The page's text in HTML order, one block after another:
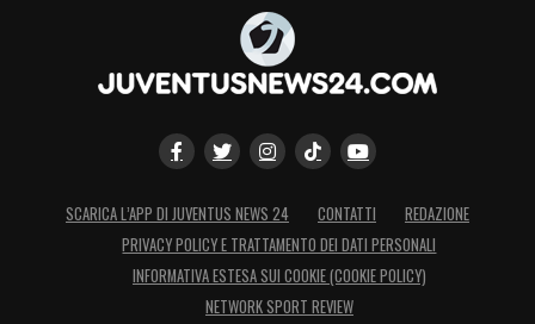
SCARICA L’APP DI JUVENTUS NEWS 24 CONTATTI
REDAZIONE
PRIVACY POLICY E TRATTAMENTO DEI DATI PERSONALI
INFORMATIVA ESTESA SUI COOKIE (COOKIE POLICY)
NETWORK SPORT REVIEW